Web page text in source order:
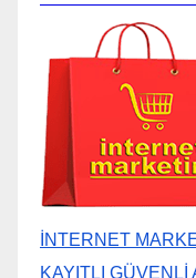
İNTERNET
KAYITLI GÜVENLİ